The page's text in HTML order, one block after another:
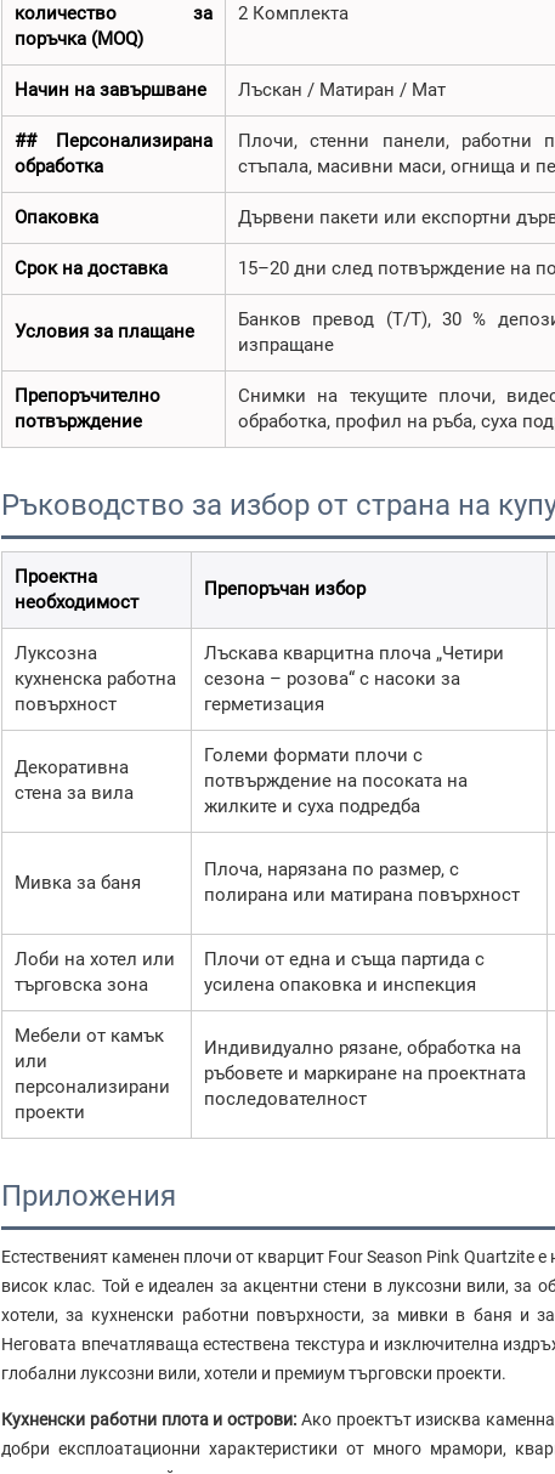
количество за
поръчка (MOQ)
2 Комплекта
Начин на завършване Лъскан / Матиран / Мат
## Персонализирана
обработка
Плочи, стенни панели, работни
стъпала, масивни маси, огнища и
Опаковка Дървени пакети или експортни
Срок на доставка 15–20 дни след потвърждение на
Условия за плащане
Банков превод (T/T), 30 %
изпращане
Препоръчително
потвърждение
Снимки на текущите плочи,
обработка, профил на ръба, суха
Ръководство за избор от страна на
Проектна
необходимост
Препоръчан избор
Луксозна
кухненска работна
повърхност
Лъскава кварцитна плоча „Четири
сезона – розова“ с насоки за
герметизация
Декоративна
стена за вила
Големи формати плочи с
потвърждение на посоката на
жилките и суха подредба
Мивка за баня
Плоча, нарязана по размер, с
полирана или матирана повърхност
Лоби на хотел или
търговска зона
Плочи от една и съща партида с
усилена опаковка и инспекция
Мебели от камък
или
персонализирани
проекти
Индивидуално рязане, обработка на
ръбовете и маркиране на проектната
последователност
Приложения
Естественият каменен плочи от кварцит Four Season Pink Quartzite
висок клас. Той е идеален за акцентни стени в луксозни вили, за
хотели, за кухненски работни повърхности, за мивки в баня и
Неговата впечатляваща естествена текстура и изключителна
глобални луксозни вили, хотели и премиум търговски проекти.
Кухненски работни плота и острови: Ако проектът изисква
добри експлоатационни характеристики от много мрамори,